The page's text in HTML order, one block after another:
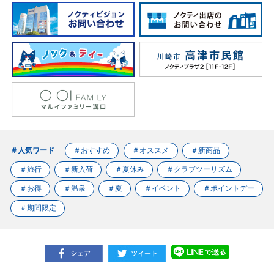
＃人気ワード ＃おすすめ ＃オススメ ＃新商品
＃旅行 ＃新入荷 ＃夏休み ＃クラブツーリズム
＃お得 ＃温泉 ＃夏 ＃イベント ＃ポイントデー
＃期間限定